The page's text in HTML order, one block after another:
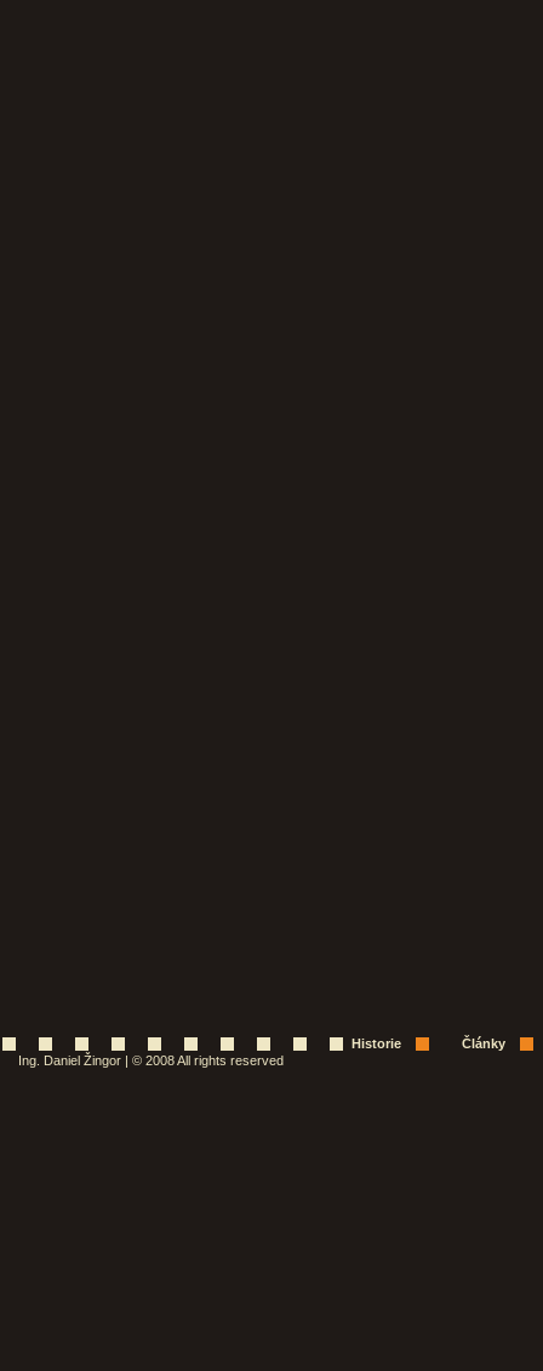
Historie
Články
Ing. Daniel Žingor | © 2008 All rights reserved